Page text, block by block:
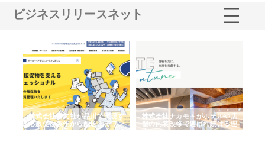
ビジネスリリースネット
株式会社耕文社が品川で実現す
る販促物製作から配送までワン
ストップ対応
株式会社ナカモトがホテルや店
舗の内装改修で選ばれ続ける理
由